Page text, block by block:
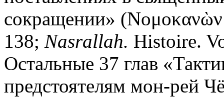
сокращении» (Νομοκανὼν
138; Nasrallah. Histoire.
Остальные 37 глав
предстоятелям мон-рей